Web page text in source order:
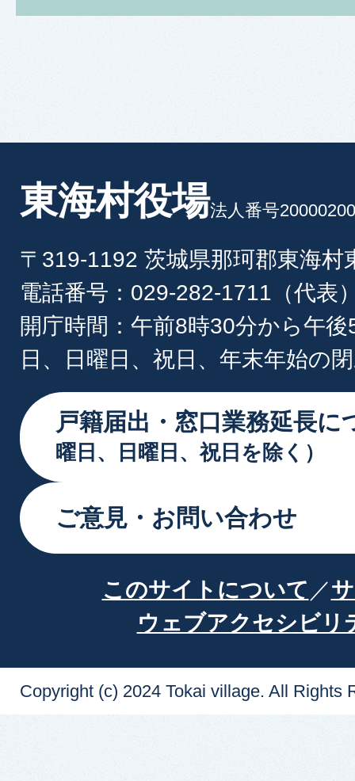
東海村役場法人番号
〒319-1192 茨城県那珂郡東海村
電話番号：029-282-1711（代表
開庁時間：午前8時30分から午
日、日曜日、祝日、年末年始の
戸籍届出・窓口業務延長に
曜日、日曜日、祝日を除く）
ご意見・お問い合わせ
このサイトについて
ウェブアクセシビリ
Copyright (c) 2024 Tokai village. All Rights